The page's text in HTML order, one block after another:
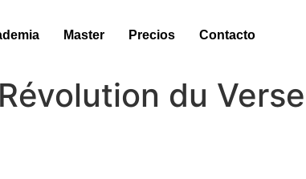
Master Precios Contacto
du